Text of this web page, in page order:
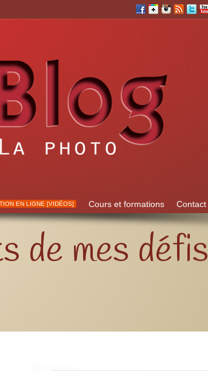
EN LIGNE [VIDÉOS] Cours et formations Contact
de mes défis